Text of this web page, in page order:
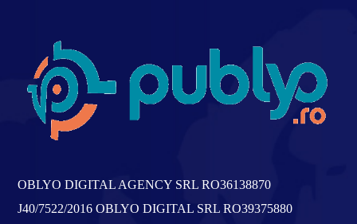
OBLYO DIGITAL AGENCY SRL RO36138870
J40/7522/2016OBLYO DIGITAL SRL RO39375880